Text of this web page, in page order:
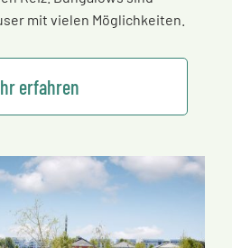
mit vielen Möglichkeiten.
erfahren